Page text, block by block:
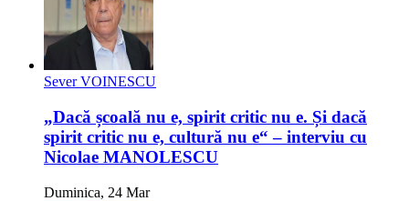
Sever VOINESCU
„Dacă școală nu e, spirit critic nu e. Și dacă
spirit critic nu e, cultură nu e“ – interviu cu
Nicolae MANOLESCU
Duminica, 24 Mar